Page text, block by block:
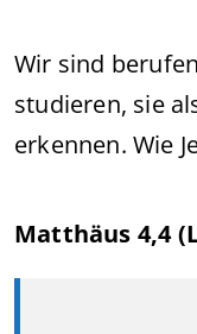
Wir sind
studieren, sie
erkennen. Wie
Matthäus 4,4